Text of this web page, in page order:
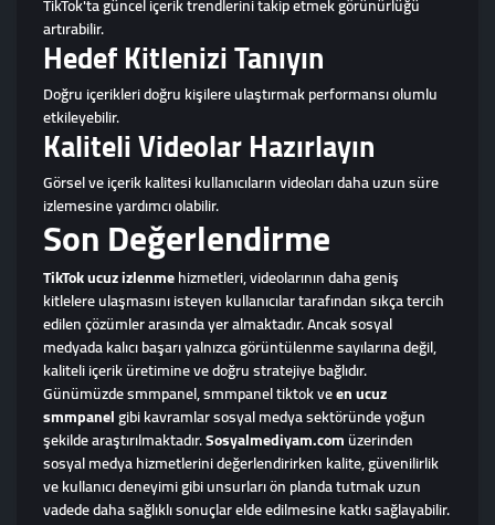
artırabilir.
Hedef Kitlenizi Tanıyın
Doğru içerikleri doğru kişilere ulaştırmak performansı olumlu
etkileyebilir.
Kaliteli Videolar Hazırlayın
Görsel ve içerik kalitesi kullanıcıların videoları daha uzun süre
izlemesine yardımcı olabilir.
Son Değerlendirme
TikTok ucuz izlenmehizmetleri, videolarının daha geniş
kitlelere ulaşmasını isteyen kullanıcılar tarafından sıkça tercih
edilen çözümler arasında yer almaktadır. Ancak sosyal
medyada kalıcı başarı yalnızca görüntülenme sayılarına değil,
kaliteli içerik üretimine ve doğru stratejiye bağlıdır.
Günümüzde smmpanel, smmpanel tiktok veen ucuz
smmpanelgibi kavramlar sosyal medya sektöründe yoğun
şekilde araştırılmaktadır.Sosyalmediyam.comüzerinden
sosyal medya hizmetlerini değerlendirirken kalite, güvenilirlik
ve kullanıcı deneyimi gibi unsurları ön planda tutmak uzun
vadede daha sağlıklı sonuçlar elde edilmesine katkı sağlayabilir.